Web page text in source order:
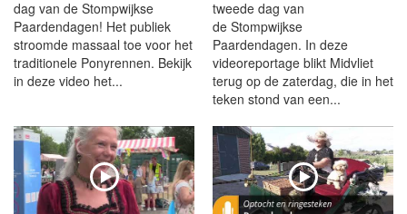
dag van de Stompwijkse
Paardendagen! Het publiek
stroomde massaal toe voor het
traditionele Ponyrennen. Bekijk
in deze video het...
tweede dag van
de Stompwijkse
Paardendagen. In deze
videoreportage blikt Midvliet
terug op de zaterdag, die in het
teken stond van een...